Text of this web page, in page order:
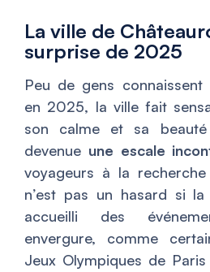
La ville de
surprise de 2025
Peu de gens connaissent
en 2025, la ville fait
son calme et sa
devenue une escale
voyageurs à la
n’est pas un hasard si
accueilli des
envergure, comme
Jeux Olympiques de